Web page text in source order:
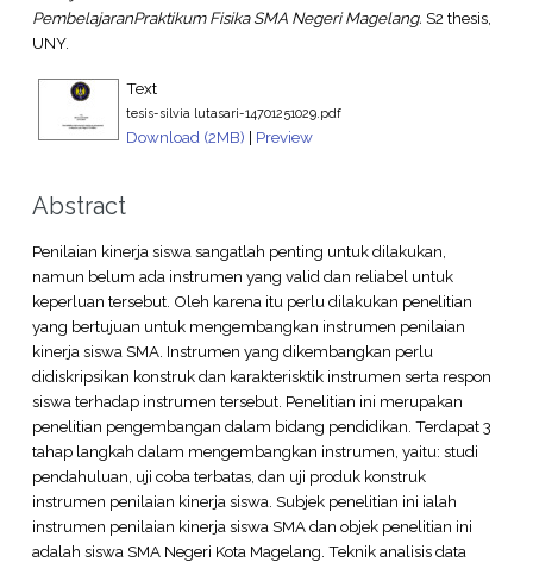
PembelajaranPraktikum Fisika SMA Negeri Magelang. S2 thesis,
UNY.
Text
tesis-silvia lutasari-14701251029.pdf
Download (2MB) | Preview
Abstract
Penilaian kinerja siswa sangatlah penting untuk dilakukan,
namun belum ada instrumen yang valid dan reliabel untuk
keperluan tersebut. Oleh karena itu perlu dilakukan penelitian
yang bertujuan untuk mengembangkan instrumen penilaian
kinerja siswa SMA. Instrumen yang dikembangkan perlu
didiskripsikan konstruk dan karakterisktik instrumen serta respon
siswa terhadap instrumen tersebut. Penelitian ini merupakan
penelitian pengembangan dalam bidang pendidikan. Terdapat 3
tahap langkah dalam mengembangkan instrumen, yaitu: studi
pendahuluan, uji coba terbatas, dan uji produk konstruk
instrumen penilaian kinerja siswa. Subjek penelitian ini ialah
instrumen penilaian kinerja siswa SMA dan objek penelitian ini
adalah siswa SMA Negeri Kota Magelang. Teknik analisis data